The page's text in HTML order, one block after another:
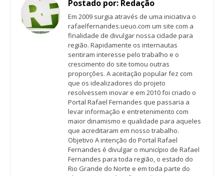
Postado por: Redação
Em 2009 surgia através de uma iniciativa o
rafaelfernandes.ueuo.com um site com a
finalidade de divulgar nossa cidade para
região. Rapidamente os internautas
sentiram interesse pelo trabalho e o
crescimento do site tomou outras
proporções. A aceitação popular fez com
que os idealizadores do projeto
resolvessem inovar e em 2010 foi criado o
Portal Rafael Fernandes que passaria a
levar informação e entretenimento com
maior dinamismo e qualidade para aqueles
que acreditaram em nosso trabalho.
Objetivo A intenção do Portal Rafael
Fernandes é divulgar o município de Rafael
Fernandes para toda região, o estado do
Rio Grande do Norte e em toda parte do